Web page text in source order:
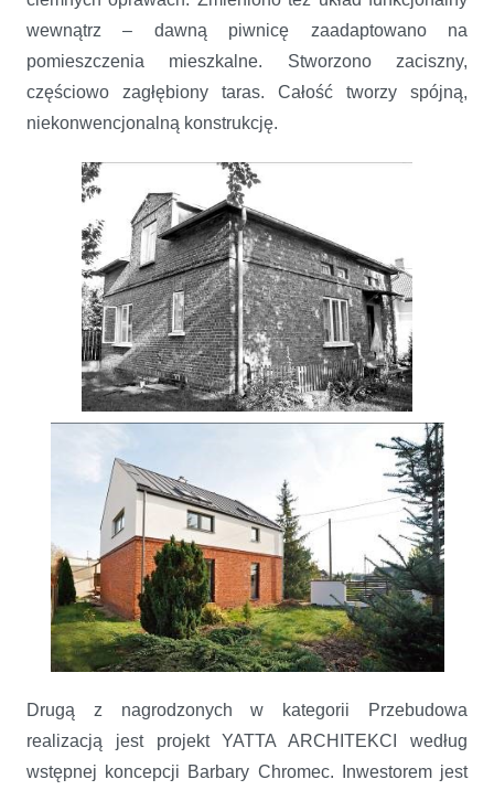
wewnątrz – dawną piwnicę zaadaptowano na
pomieszczenia mieszkalne. Stworzono zaciszny,
częściowo zagłębiony taras. Całość tworzy spójną,
niekonwencjonalną konstrukcję.
Drugą z nagrodzonych w kategorii Przebudowa
realizacją jest projekt YATTA ARCHITEKCI według
wstępnej koncepcji Barbary Chromec. Inwestorem jest